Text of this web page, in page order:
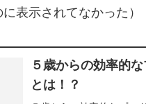
表示されてなかった）
５歳からの効率的
とは！？